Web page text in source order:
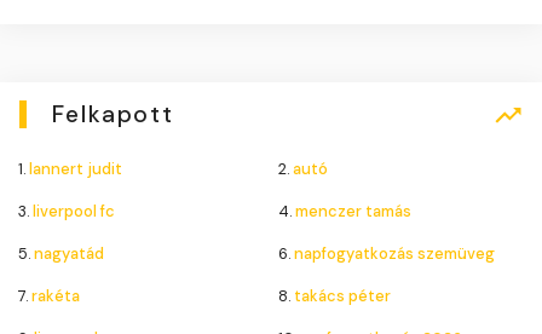
Felkapott
1.lannert judit 2.autó
3.liverpool fc 4.menczer tamás
5.nagyatád 6.napfogyatkozás szemüveg
7.rakéta 8. takács péter